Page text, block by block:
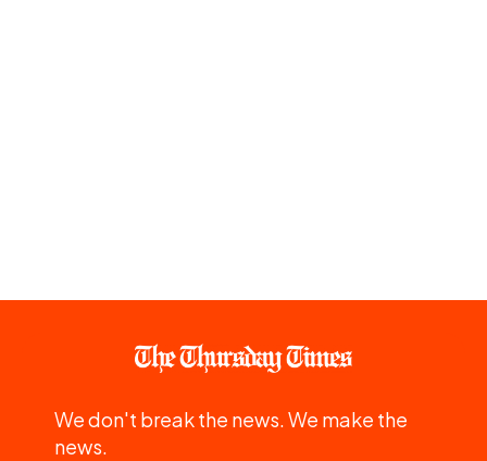
We don't break the news. We make the
news.